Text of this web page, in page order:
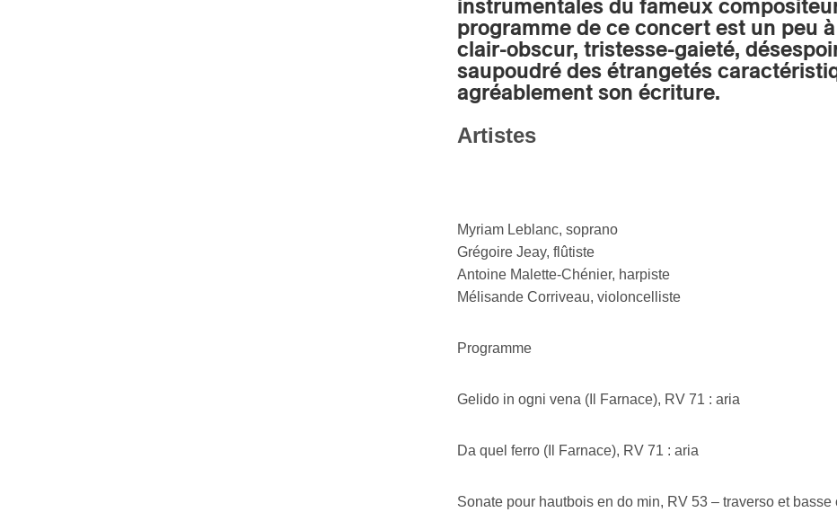
instrumentales du fameux
programme de ce concert est un peu
clair-obscur, tristesse-gaieté,
saupoudré des étrangetés
agréablement son écriture.
Artistes
Myriam Leblanc, soprano
Grégoire Jeay, flûtiste
Antoine Malette-Chénier, harpiste
Mélisande Corriveau, violoncelliste
Programme
Gelido in ogni vena (Il Farnace), RV 71 : aria
Da quel ferro (Il Farnace), RV 71 : aria
Sonate pour hautbois en do min, RV 53 – traverso et